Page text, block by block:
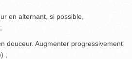
en alternant, si possible,
douceur. Augmenter progressivement
;